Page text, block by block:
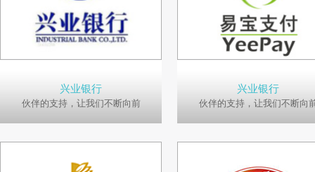
兴业银行
伙伴的支持，让我们不断向前
兴业银行
伙伴的支持，让我们不断向